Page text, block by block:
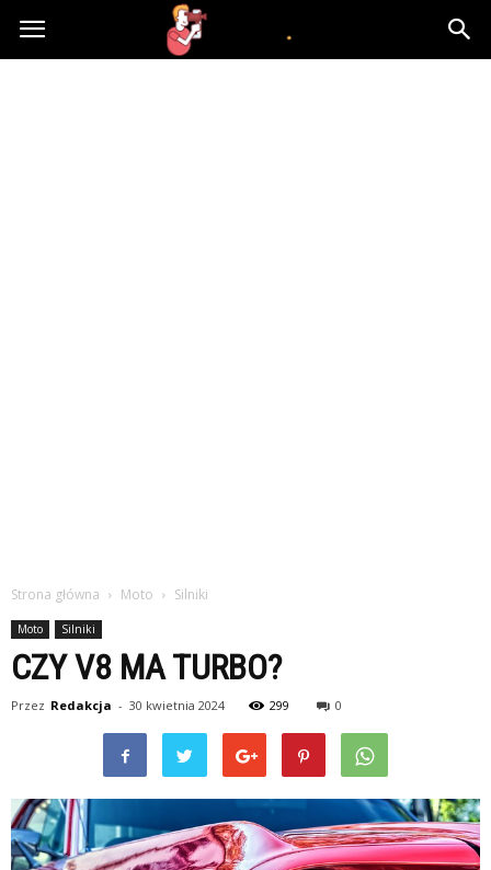
atvn.pl
Strona główna Moto Silniki
Moto Silniki
CZY V8 MA TURBO?
Przez Redakcja - 30 kwietnia 2024 299 0